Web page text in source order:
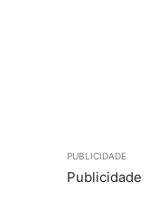
PUBLICIDADE